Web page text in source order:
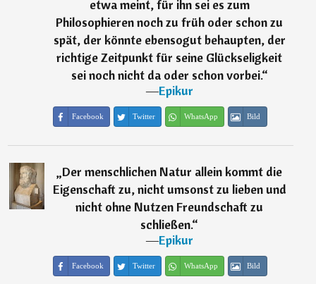
etwa meint, für ihn sei es zum
Philosophieren noch zu früh oder schon zu
spät, der könnte ebensogut behaupten, der
richtige Zeitpunkt für seine Glückseligkeit
sei noch nicht da oder schon vorbei.“
―Epikur
Facebook Twitter WhatsApp Bild
„Der menschlichen Natur allein kommt die
Eigenschaft zu, nicht umsonst zu lieben und
nicht ohne Nutzen Freundschaft zu
schließen.“
―Epikur
Facebook Twitter WhatsApp Bild